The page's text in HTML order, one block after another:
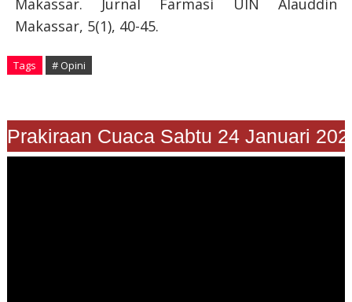
Makassar. Jurnal Farmasi UIN Alauddin
Makassar, 5(1), 40-45.
Tags # Opini
Cuaca Sabtu 24 Januari